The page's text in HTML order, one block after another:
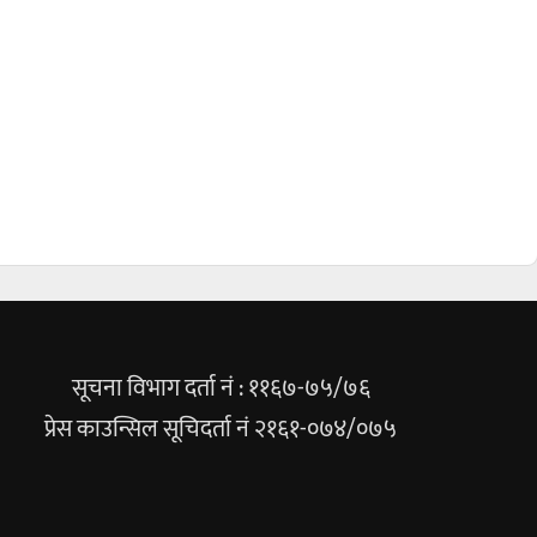
सूचना विभाग दर्ता नं : ११६७-७५/७६
प्रेस काउन्सिल सूचिदर्ता नं २१६१-०७४/०७५